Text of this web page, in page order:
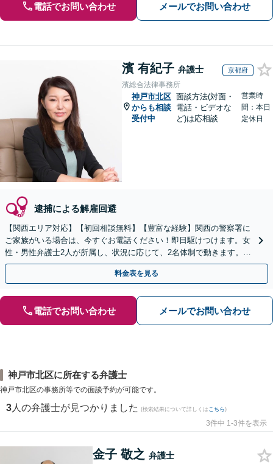
電話でお問い合わせ メールでお問い合わせ
濱 有紀子 弁護士 京都府
濱総合法律事務所
神戸市北区
からも相談
受付中
面談方法(対面・
電話・ビデオな
ど)は応相談
営業時
間：本日
定休日
逮捕による解雇回避
【関西エリア対応】【初回相談無料】【豊富な経験】関西の警察署に
ご家族がいる場合は、今すぐお電話ください！即日駆けつけます。女
性・男性弁護士2人が所属し、状況に応じて、2名体制で動きます。性
犯罪・少年事件など【完全個室】【休日・夜間は要相談】
料金表を見る
電話でお問い合わせ メールでお問い合わせ
神戸市北区に所在する弁護士
神戸市北区の事務所等での面談予約が可能です。
3 人の弁護士が見つかりました (検索結果について詳しくは こちら)
3件中 1-3件を表示
金子 敬之 弁護士